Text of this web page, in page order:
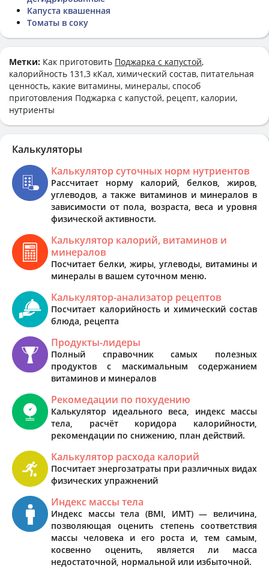
Капуста квашенная
Томаты в соку
Метки: Как приготовить Поджарка с капустой,
калорийность 131,3 кКал, химический состав, питательная
ценность, какие витамины, минералы, способ
приготовления Поджарка с капустой, рецепт, калории,
нутриенты
Калькуляторы
Калькулятор суточных норм нутриентов
Рассчитает норму калорий, белков, жиров,
углеводов, а также витаминов и минералов в
зависимости от пола, возраста, веса и уровня
физической активности.
Калькулятор калорий, витаминов и
минералов
Посчитает белки, жиры, углеводы, витамины и
минералы в вашем суточном меню.
Калькулятор-анализатор рецептов
Посчитает калорийность и химический состав
блюда, рецепта
Продукты-лидеры
Полный справочник самых полезных
продуктов с маскимальным содержанием
витаминов и минералов
Рекомедации по похудению
Калькулятор идеального веса, индекс массы
тела, расчёт коридора калорийности,
рекомендации по снижению, план действий.
Калькулятор расхода калорий
Посчитает энергозатраты при различных видах
физических упражнений
Индекс массы тела
Индекс массы тела (BMI, ИМТ) — величина,
позволяющая оценить степень соответствия
массы человека и его роста и, тем самым,
косвенно оценить, является ли масса
недостаточной, нормальной или избыточной.